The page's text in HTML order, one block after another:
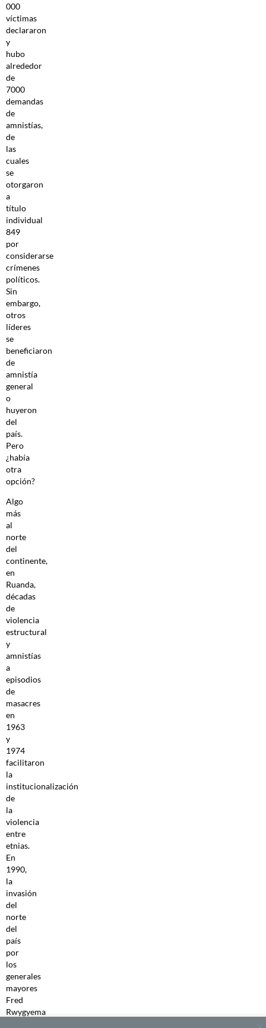
000
víctimas
declararon
y
hubo
alrededor
de
7000
demandas
de
amnistías,
de
las
cuales
se
otorgaron
a
título
individual
849
por
considerarse
crímenes
políticos.
Sin
embargo,
otros
líderes
se
beneficiaron
de
amnistía
general
o
huyeron
del
país.
Pero
¿había
otra
opción?
Algo
más
al
norte
del
continente,
en
Ruanda,
décadas
de
violencia
estructural
y
amnistías
a
episodios
de
masacres
en
1963
y
1974
facilitaron
la
institucionalización
de
la
violencia
entre
etnias.
En
1990,
la
invasión
del
norte
del
país
por
los
generales
mayores
Fred
Rwygyema